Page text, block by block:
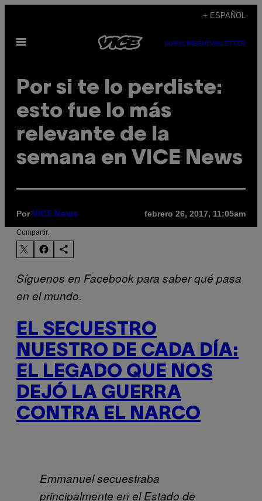
contenido
+ ESPAÑOL
Abrir
SUBSCRIBENEWSLETTER
Por si te lo perdiste:
esto fue lo más
relevante de la
semana en VICE News
Por VICE News febrero 26, 2017, 11:05am
Compartir:
Síguenos en Facebook para saber qué pasa
en el mundo.
EL SECUESTRO
NUESTRO DE CADA DÍA:
EL LEGADO QUE NOS
DEJÓ LA GUERRA
CONTRA EL NARCO
Emmanuel secuestraba
principalmente en el Estado de